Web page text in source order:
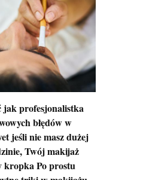
jak profesjonalistka
błędów w
jeśli nie masz dużej
Twój makijaż
kropka Po prostu